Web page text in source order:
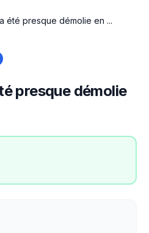
été presque démolie en ...
presque démolie